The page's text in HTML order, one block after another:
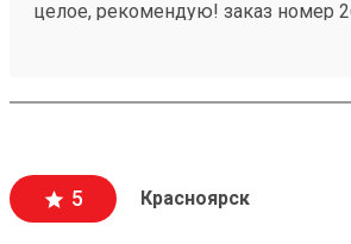
целое, рекомендую! заказ номер
5 Красноярск